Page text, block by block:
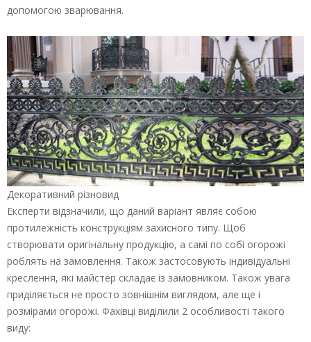
допомогою зварювання.
Декоративний різновид
Експерти відзначили, що даний варіант являє собою
протилежність конструкціям захисного типу. Щоб
створювати оригінальну продукцію, а самі по собі огорожі
роблять на замовлення. Також застосовують індивідуальні
креслення, які майстер складає із замовником. Також увага
приділяється не просто зовнішнім виглядом, але ще і
розмірами огорожі. Фахівці виділили 2 особливості такого
виду: